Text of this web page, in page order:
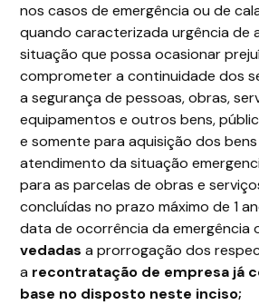
nos casos de emergência ou de
quando caracterizada urgência de
situação que possa ocasionar
comprometer a continuidade dos
a segurança de pessoas, obras,
equipamentos e outros bens,
e somente para aquisição dos
atendimento da situação
para as parcelas de obras e
concluídas no prazo máximo de 1
data de ocorrência da emergência
vedadas a prorrogação dos
a recontratação de empresa já
base no disposto neste inciso;